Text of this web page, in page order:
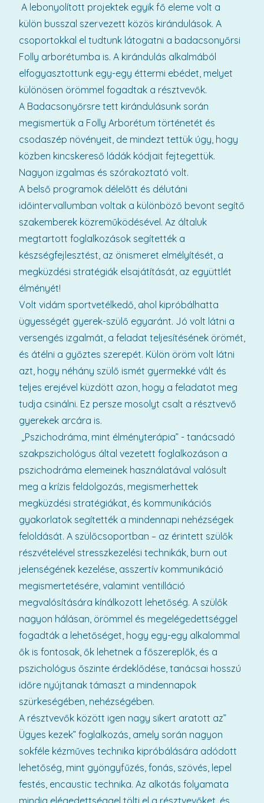
A lebonyolított projektek egyik fő eleme volt a
külön busszal szervezett közös kirándulások. A
csoportokkal el tudtunk látogatni a badacsonyőrsi
Folly arborétumba is. A kirándulás alkalmából
elfogyasztottunk egy-egy éttermi ebédet, melyet
különösen örömmel fogadtak a résztvevők.
A Badacsonyőrsre tett kirándulásunk során
megismertük a Folly Arborétum történetét és
csodaszép növényeit, de mindezt tettük úgy, hogy
közben kincskereső ládák kódjait fejtegettük.
Nagyon izgalmas és szórakoztató volt.
A belső programok délelőtt és délutáni
időintervallumban voltak a különböző bevont segítő
szakemberek közreműködésével. Az általuk
megtartott foglalkozások segítették a
készségfejlesztést, az önismeret elmélyítését, a
megküzdési stratégiák elsajátítását, az együttlét
élményét!
Volt vidám sportvetélkedő, ahol kipróbálhatta
ügyességét gyerek-szülő egyaránt. Jó volt látni a
versengés izgalmát, a feladat teljesítésének örömét,
és átélni a győztes szerepét. Külön öröm volt látni
azt, hogy néhány szülő ismét gyermekké vált és
teljes erejével küzdött azon, hogy a feladatot meg
tudja csinálni. Ez persze mosolyt csalt a résztvevő
gyerekek arcára is.
„Pszichodráma, mint élményterápia” - tanácsadó
szakpszichológus által vezetett foglalkozáson a
pszichodráma elemeinek használatával valósult
meg a krízis feldolgozás, megismerhettek
megküzdési stratégiákat, és kommunikációs
gyakorlatok segítették a mindennapi nehézségek
feloldását. A szülőcsoportban – az érintett szülők
részvételével stresszkezelési technikák, burn out
jelenségének kezelése, asszertív kommunikáció
megismertetésére, valamint ventilláció
megvalósítására kínálkozott lehetőség. A szülők
nagyon hálásan, örömmel és megelégedettséggel
fogadták a lehetőséget, hogy egy-egy alkalommal
ők is fontosak, ők lehetnek a főszereplők, és a
pszichológus őszinte érdeklődése, tanácsai hosszú
időre nyújtanak támaszt a mindennapok
szürkeségében, nehézségében.
A résztvevők között igen nagy sikert aratott az”
Ügyes kezek” foglalkozás, amely során nagyon
sokféle kézműves technika kipróbálására adódott
lehetőség, mint gyöngyfűzés, fonás, szövés, lepel
festés, encaustic technika. Az alkotás folyamata
mindig elégedettséggel tölti el a résztvevőket, és